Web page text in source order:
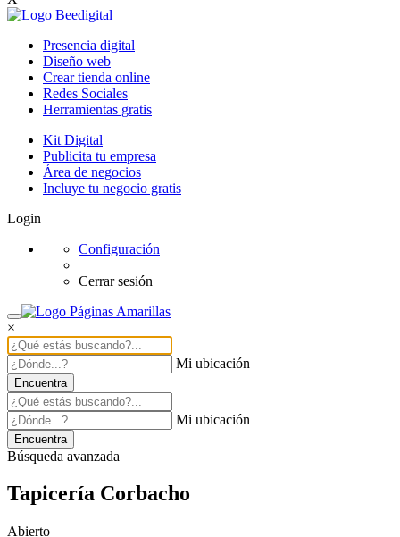
Presencia digital
Diseño web
Crear tienda online
Redes Sociales
Herramientas gratis
Kit Digital
Publicita tu empresa
Área de negocios
Incluye tu negocio gratis
Login
Configuración
Cerrar sesión
×
Mi ubicación
Encuentra
Mi ubicación
Encuentra
Búsqueda avanzada
Tapicería Corbacho
Abierto